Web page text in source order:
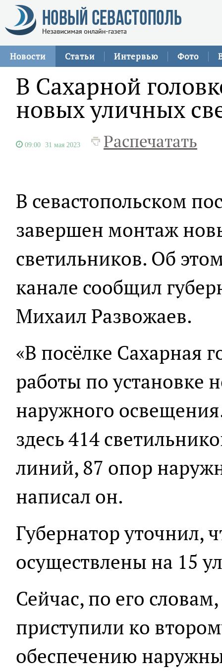
Новости Статьи Интервью Фото
В Сахарной
новых уличных
09:00 31 мая 2023 Распечатать
В севастопольском
завершен монтаж
светильников. Об
канале сообщил
Михаил Развожаев.
«В посёлке Сахарная
работы по установке
наружного
здесь 414
линий, 87 опор
написал он.
Губернатор уточнил,
осуществлены на 15
Сейчас, по его
приступили ко
обеспечению